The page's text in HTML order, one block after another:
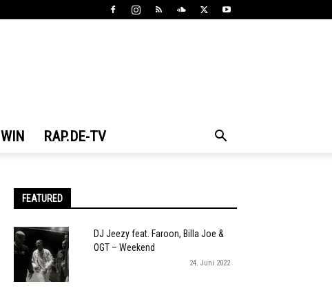
WIN RAP.DE-TV
FEATURED
DJ Jeezy feat. Faroon, Billa Joe &
OGT – Weekend
24. Juni 2022